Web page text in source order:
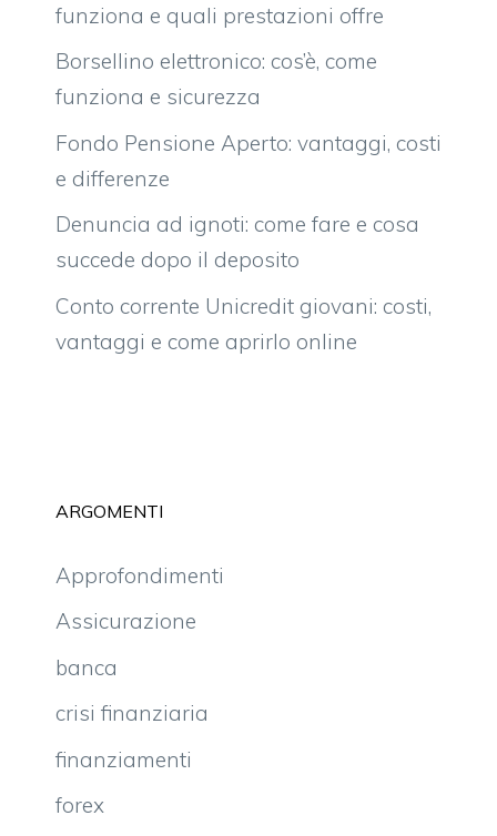
funziona e quali prestazioni offre
Borsellino elettronico: cos’è, come
funziona e sicurezza
Fondo Pensione Aperto: vantaggi, costi
e differenze
Denuncia ad ignoti: come fare e cosa
succede dopo il deposito
Conto corrente Unicredit giovani: costi,
vantaggi e come aprirlo online
ARGOMENTI
Approfondimenti
Assicurazione
banca
crisi finanziaria
finanziamenti
forex